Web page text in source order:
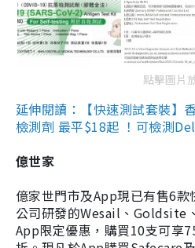
點擊圖片
延伸閱讀：【快速測試套裝】
檢測劑 最平$18起 ！可檢測
億世家
億家世門市及App現已有售6
公司研發的Wesail、Goldsite
App限定優惠，購買10支可享